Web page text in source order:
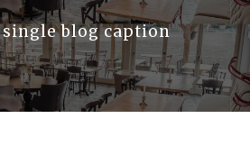
blog caption